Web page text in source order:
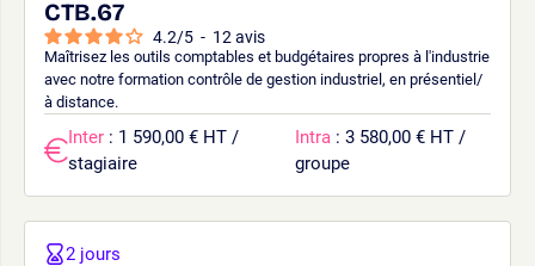
CTB.67
4.2/5 - 12 avis
Maîtrisez les outils comptables et budgétaires propres à l'industrie
avec notre formation contrôle de gestion industriel, en présentiel/
à distance.
Inter : 1 590,00 € HT /
stagiaire
Intra : 3 580,00 € HT /
groupe
2 jours